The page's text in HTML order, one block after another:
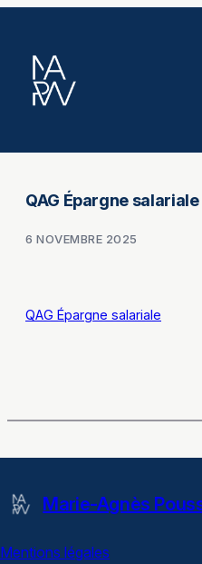
contenu
QAG Épargne salariale
6 NOVEMBRE 2025
QAG Épargne salariale
Marie-Agnès
Mentions légales